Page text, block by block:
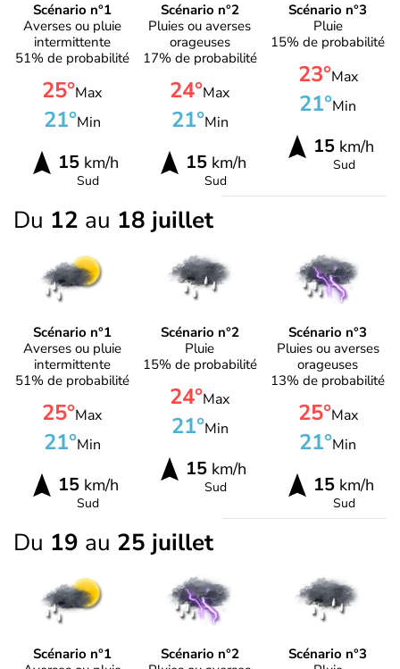
Scénario n°1
Averses ou pluie
intermittente
51% de probabilité
25°Max
21°Min
15km/h
Sud
Scénario n°2
Pluies ou averses
orageuses
17% de probabilité
24°Max
21°Min
15km/h
Sud
Scénario n°3
Pluie
15% de probabilité
23°Max
21°Min
15 km/h
Sud
Du 12 au 18 juillet
Scénario n°1
Averses ou pluie
intermittente
51% de probabilité
25°Max
21°Min
15km/h
Sud
Scénario n°2
Pluie
15% de probabilité
24°Max
21°Min
15km/h
Sud
Scénario n°3
Pluies ou averses
orageuses
13% de probabilité
25°Max
21°Min
15 km/h
Sud
Du 19 au 25 juillet
Scénario n°1
Scénario n°2
Scénario n°3